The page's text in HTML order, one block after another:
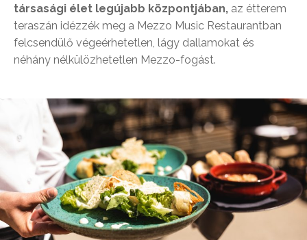
társasági élet legújabb központjában, az étterem
teraszán idézzék meg a Mezzo Music Restaurantban
felcsendülő végeérhetetlen, lágy dallamokat és
néhány nélkülözhetetlen Mezzo-fogást.